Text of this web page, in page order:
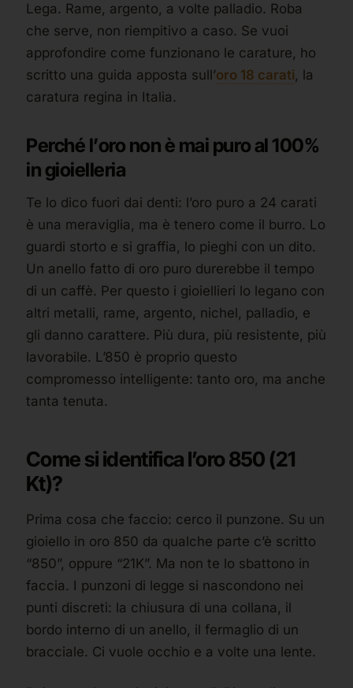
Lega. Rame, argento, a volte palladio. Roba
che serve, non riempitivo a caso. Se vuoi
approfondire come funzionano le carature, ho
scritto una guida apposta sull’oro 18 carati, la
caratura regina in Italia.
Perché l’oro non è mai puro al 100%
in gioielleria
Te lo dico fuori dai denti: l’oro puro a 24 carati
è una meraviglia, ma è tenero come il burro. Lo
guardi storto e si graffia, lo pieghi con un dito.
Un anello fatto di oro puro durerebbe il tempo
di un caffè. Per questo i gioiellieri lo legano con
altri metalli, rame, argento, nichel, palladio, e
gli danno carattere. Più dura, più resistente, più
lavorabile. L’850 è proprio questo
compromesso intelligente: tanto oro, ma anche
tanta tenuta.
Come si identifica l’oro 850 (21
Kt)?
Prima cosa che faccio: cerco il punzone. Su un
gioiello in oro 850 da qualche parte c’è scritto
“850”, oppure “21K”. Ma non te lo sbattono in
faccia. I punzoni di legge si nascondono nei
punti discreti: la chiusura di una collana, il
bordo interno di un anello, il fermaglio di un
bracciale. Ci vuole occhio e a volte una lente.